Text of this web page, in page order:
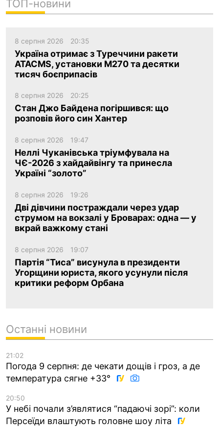
ТОП-новини
8 серпня 2026 20:35
Україна отримає з Туреччини ракети
ATACMS, установки M270 та десятки
тисяч боєприпасів
8 серпня 2026 20:25
Стан Джо Байдена погіршився: що
розповів його син Хантер
8 серпня 2026 19:47
Неллі Чуканівська тріумфувала на
ЧЄ-2026 з хайдайвінгу та принесла
Україні “золото”
8 серпня 2026 19:26
Дві дівчини постраждали через удар
струмом на вокзалі у Броварах: одна — у
вкрай важкому стані
8 серпня 2026 19:07
Партія “Тиса” висунула в президенти
Угорщини юриста, якого усунули після
критики реформ Орбана
Останні новини
21:02
Погода 9 серпня: де чекати дощів і гроз, а де
температура сягне +33°
20:50
У небі почали з’являтися “падаючі зорі”: коли
Персеїди влаштують головне шоу літа